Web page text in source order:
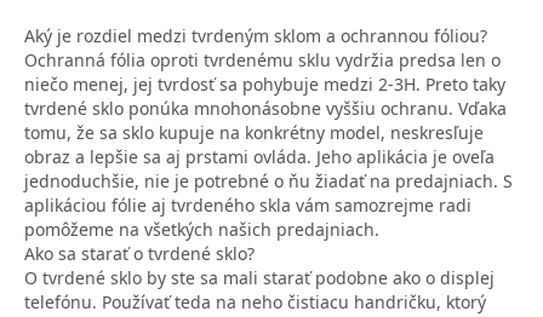
Aký je rozdiel medzi tvrdeným sklom a ochrannou fóliou?
Ochranná fólia oproti tvrdenému sklu vydržia predsa len o
niečo menej, jej tvrdosť sa pohybuje medzi 2-3H. Preto taky
tvrdené sklo ponúka mnohonásobne vyššiu ochranu. Vďaka
tomu, že sa sklo kupuje na konkrétny model, neskresľuje
obraz a lepšie sa aj prstami ovláda. Jeho aplikácia je oveľa
jednoduchšie, nie je potrebné o ňu žiadať na predajniach. S
aplikáciou fólie aj tvrdeného skla vám samozrejme radi
pomôžeme na všetkých našich predajniach.
Ako sa starať o tvrdené sklo?
O tvrdené sklo by ste sa mali starať podobne ako o displej
telefónu. Používať teda na neho čistiacu handričku, ktorý